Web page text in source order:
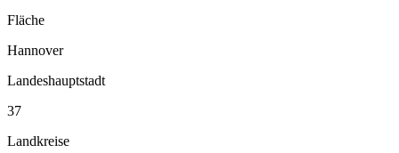
Fläche
Hannover
Landeshauptstadt
37
Landkreise